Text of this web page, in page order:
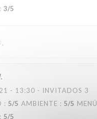
: 3/5
- 13:30 - INVITADOS 3
: 5/5 AMBIENTE : 5/5 MENÚ
: 5/5